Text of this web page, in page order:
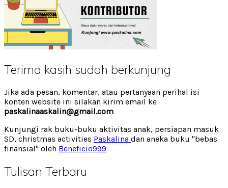
Terima kasih sudah berkunjung
Jika ada pesan, komentar, atau pertanyaan perihal isi
konten website ini silakan kirim email ke
paskalinaaskalin@gmail.com
Kunjungi rak buku-buku aktivitas anak, persiapan masuk
SD, christmas activities Paskalina dan aneka buku "bebas
finansial" oleh Beneficio999
Tulisan Terbaru